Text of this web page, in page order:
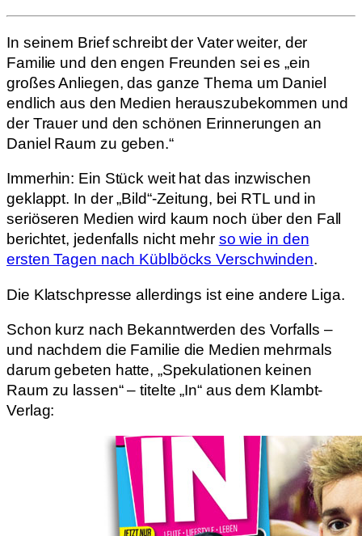
In seinem Brief schreibt der Vater weiter, der
Familie und den engen Freunden sei es „ein
großes Anliegen, das ganze Thema um Daniel
endlich aus den Medien herauszubekommen und
der Trauer und den schönen Erinnerungen an
Daniel Raum zu geben.“
Immerhin: Ein Stück weit hat das inzwischen
geklappt. In der „Bild“-Zeitung, bei RTL und in
seriöseren Medien wird kaum noch über den Fall
berichtet, jedenfalls nicht mehr so wie in den
ersten Tagen nach Küblböcks Verschwinden.
Die Klatschpresse allerdings ist eine andere Liga.
Schon kurz nach Bekanntwerden des Vorfalls –
und nachdem die Familie die Medien mehrmals
darum gebeten hatte, „Spekulationen keinen
Raum zu lassen“ – titelte „In“ aus dem Klambt-
Verlag: